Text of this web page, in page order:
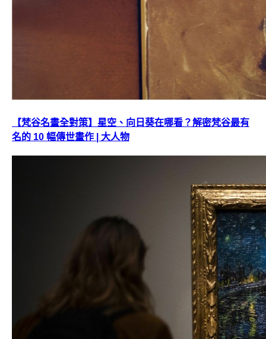
【梵谷名畫全對策】星空、向日葵在哪看？解密梵谷最有
名的 10 幅傳世畫作 | 大人物